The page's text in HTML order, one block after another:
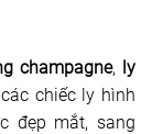
champagne, ly
chiếc ly hình
đẹp mắt, sang